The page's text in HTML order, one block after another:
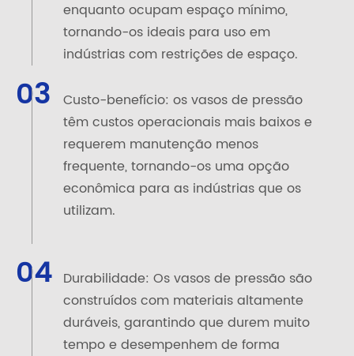
enquanto ocupam espaço mínimo,
tornando-os ideais para uso em
indústrias com restrições de espaço.
03
Custo-benefício: os vasos de pressão
têm custos operacionais mais baixos e
requerem manutenção menos
frequente, tornando-os uma opção
econômica para as indústrias que os
utilizam.
04 Durabilidade: Os vasos de pressão são
construídos com materiais altamente
duráveis, garantindo que durem muito
tempo e desempenhem de forma